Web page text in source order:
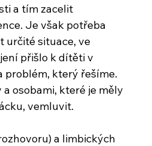
a tím zacelit
Je však potřeba
určité situace, ve
přišlo k dítěti v
který řešíme.
osobami, které je měly
vemluvit.
a limbických